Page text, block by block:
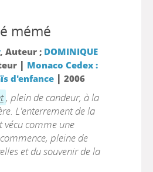
mémé
, Auteur ; DOMINIQUE
| Monaco Cedex :
d'enfance| 2006
, plein de candeur, à la
L'enterrement de la
vécu comme une
pleine de
et du souvenir de la